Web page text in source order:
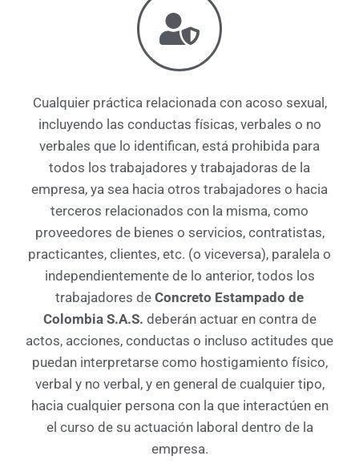
Cualquier práctica relacionada con acoso sexual,
incluyendo las conductas físicas, verbales o no
verbales que lo identifican, está prohibida para
todos los trabajadores y trabajadoras de la
empresa, ya sea hacia otros trabajadores o hacia
terceros relacionados con la misma, como
proveedores de bienes o servicios, contratistas,
practicantes, clientes, etc. (o viceversa), paralela o
independientemente de lo anterior, todos los
trabajadores de Concreto Estampado de
Colombia S.A.S. deberán actuar en contra de
actos, acciones, conductas o incluso actitudes que
puedan interpretarse como hostigamiento físico,
verbal y no verbal, y en general de cualquier tipo,
hacia cualquier persona con la que interactúen en
el curso de su actuación laboral dentro de la
empresa.